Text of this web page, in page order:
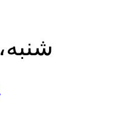
شنبه، ۱۷ مرداد ۱۴۰۵